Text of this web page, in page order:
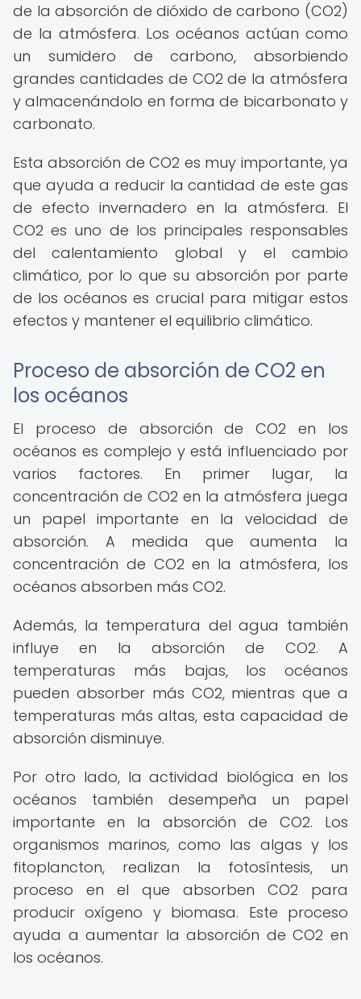
de la absorción de dióxido de carbono (CO2)
de la atmósfera. Los océanos actúan como
un sumidero de carbono, absorbiendo
grandes cantidades de CO2 de la atmósfera
y almacenándolo en forma de bicarbonato y
carbonato.
Esta absorción de CO2 es muy importante, ya
que ayuda a reducir la cantidad de este gas
de efecto invernadero en la atmósfera. El
CO2 es uno de los principales responsables
del calentamiento global y el cambio
climático, por lo que su absorción por parte
de los océanos es crucial para mitigar estos
efectos y mantener el equilibrio climático.
Proceso de absorción de CO2 en
los océanos
El proceso de absorción de CO2 en los
océanos es complejo y está influenciado por
varios factores. En primer lugar, la
concentración de CO2 en la atmósfera juega
un papel importante en la velocidad de
absorción. A medida que aumenta la
concentración de CO2 en la atmósfera, los
océanos absorben más CO2.
Además, la temperatura del agua también
influye en la absorción de CO2. A
temperaturas más bajas, los océanos
pueden absorber más CO2, mientras que a
temperaturas más altas, esta capacidad de
absorción disminuye.
Por otro lado, la actividad biológica en los
océanos también desempeña un papel
importante en la absorción de CO2. Los
organismos marinos, como las algas y los
fitoplancton, realizan la fotosíntesis, un
proceso en el que absorben CO2 para
producir oxígeno y biomasa. Este proceso
ayuda a aumentar la absorción de CO2 en
los océanos.